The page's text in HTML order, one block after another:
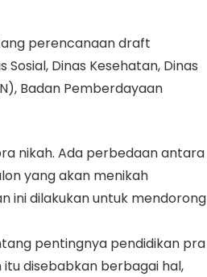
perencanaan draft
Dinas Kesehatan, Dinas
Badan Pemberdayaan
nikah. Ada perbedaan antara
yang akan menikah
ini dilakukan untuk mendorong
pentingnya pendidikan pra
disebabkan berbagai hal,